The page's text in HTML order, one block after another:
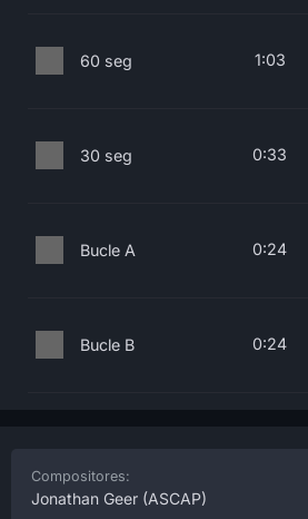
60 seg 1:03
30 seg 0:33
Bucle A 0:24
Bucle B 0:24
Compositores:
Jonathan Geer (ASCAP)